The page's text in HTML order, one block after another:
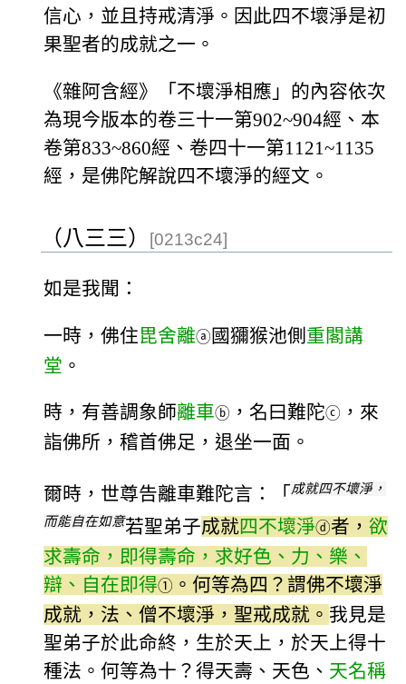
信心，並且持戒清淨。因此四不壞淨是初
果聖者的成就之一。
《雜阿含經》「不壞淨相應」的內容依次
為現今版本的卷三十一第902~904經、本
卷第833~860經、卷四十一第1121~1135
經，是佛陀解說四不壞淨的經文。
（八三三） [0213c24]
如是我聞：
一時，佛住毘舍離ⓐ 國獼猴池側 重閣講
堂 。
時，有善調象師離車ⓑ ，名曰難陀ⓒ ，來
詣佛所，稽首佛足，退坐一面。
爾時，世尊告離車難陀言：「 成就四不壞淨，
而能自在如意若聖弟子成就四不壞淨ⓓ者， 欲
求壽命，即得壽命，求好色、力、樂、
辯、自在即得① 。何等為四？謂佛不壞淨
成就，法、僧不壞淨，聖戒成就。 我見是
聖弟子於此命終，生於天上，於天上得十
種法。何等為十？得天壽、天色、 天名稱